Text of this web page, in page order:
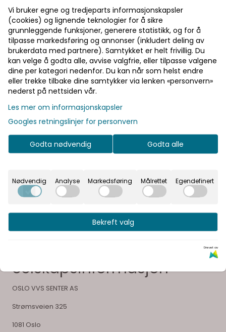
Rask levering av lagervarer
Halv pris på frakt
Informasjon
Produsent
Dokumenter
glede ved å velge sitt bad
Selskapsinformasjon
OSLO VVS SENTER AS
Strømsveien 325
1081 Oslo
Vi bruker egne og tredjeparts informasjonskapsler
(cookies) og lignende teknologier for å sikre
grunnleggende funksjoner, generere statistikk, og for å
tilpasse markedsføring og annonser (inkludert deling av
brukerdata med partnere). Samtykket er helt frivillig. Du
kan velge å godta alle, avvise valgfrie, eller tilpasse valgene
dine per kategori nedenfor. Du kan når som helst endre
eller trekke tilbake dine samtykker via lenken «personvern»
nederst på nettsiden vår.
Les mer om informasjonskapsler
Googles retningslinjer for personvern
Godta nødvendig Godta alle
Nødvendig Analyse Markedsføring Målrettet Egendefinert
Bekreft valg
Drevet av